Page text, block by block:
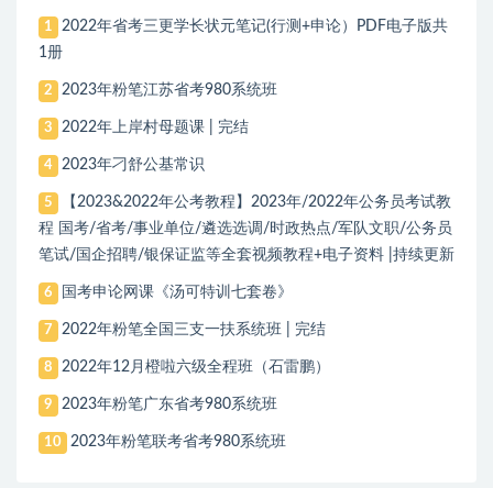
1
2022年省考三更学长状元笔记(行测+申论）PDF电子版共
1册
2 2023年粉笔江苏省考980系统班
3 2022年上岸村母题课 | 完结
4 2023年刁舒公基常识
5
【2023&2022年公考教程】2023年/2022年公务员考试教
程 国考/省考/事业单位/遴选选调/时政热点/军队文职/公务员
笔试/国企招聘/银保证监等全套视频教程+电子资料 |持续更新
6 国考申论网课《汤可特训七套卷》
7 2022年粉笔全国三支一扶系统班 | 完结
8 2022年12月橙啦六级全程班（石雷鹏）
9 2023年粉笔广东省考980系统班
10 2023年粉笔联考省考980系统班